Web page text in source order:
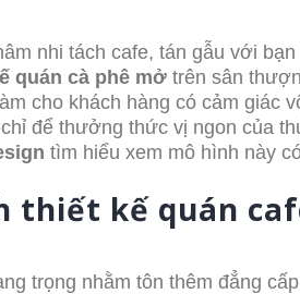
nhi tách cafe, tán gẫu với
quán cà phê mở trên sân
cho khách hàng có cảm giác
để thưởng thức vị ngon của
tìm hiểu xem mô hình này
thiết kế quán
trọng nhằm tôn thêm đẳng